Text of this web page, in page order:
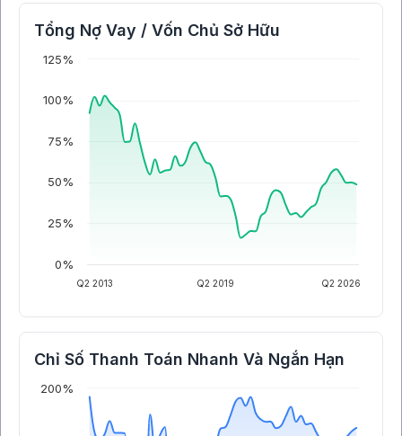
Tổng Nợ Vay / Vốn Chủ Sở Hữu
Q2 2013 Q2 2019 Q2 2026
0%
25%
50%
75%
100%
125%
Chỉ Số Thanh Toán Nhanh Và Ngắn Hạn
200%